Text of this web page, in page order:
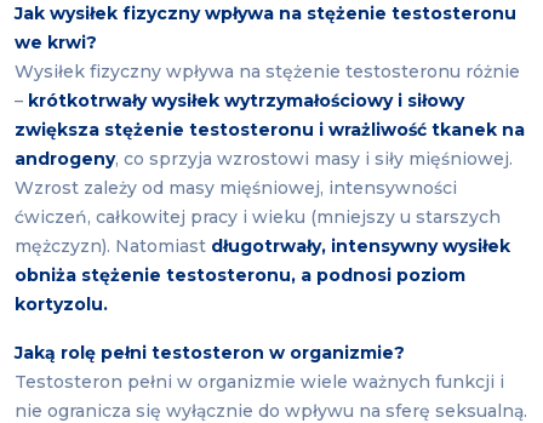
Jak wysiłek fizyczny wpływa na stężenie testosteronu
we krwi?
Wysiłek fizyczny wpływa na stężenie testosteronu różnie
– krótkotrwały wysiłek wytrzymałościowy i siłowy
zwiększa stężenie testosteronu i wrażliwość tkanek na
androgeny, co sprzyja wzrostowi masy i siły mięśniowej.
Wzrost zależy od masy mięśniowej, intensywności
ćwiczeń, całkowitej pracy i wieku (mniejszy u starszych
mężczyzn). Natomiast długotrwały, intensywny wysiłek
obniża stężenie testosteronu, a podnosi poziom
kortyzolu.
Jaką rolę pełni testosteron w organizmie?
Testosteron pełni w organizmie wiele ważnych funkcji i
nie ogranicza się wyłącznie do wpływu na sferę seksualną.